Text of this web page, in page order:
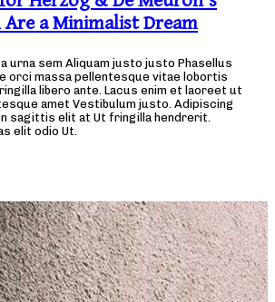
a Minimalist Dream
urna sem Aliquam justo justo Phasellus
orci massa pellentesque vitae lobortis
libero ante. Lacus enim et laoreet ut
amet Vestibulum justo. Adipiscing
sagittis elit at Ut fringilla hendrerit.
elit odio Ut.